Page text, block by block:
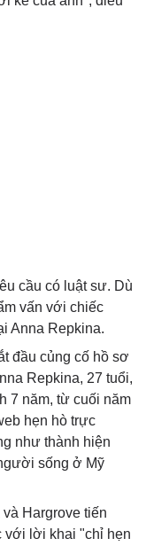
cầu có luật sư. Dù
vấn với chiếc
Anna Repkina.
đầu củng cố hồ sơ
Repkina, 27 tuổi,
7 năm, từ cuối năm
hẹn hò trực
như thành hiện
sống ở Mỹ
Hargrove tiến
với lời khai "chỉ hẹn